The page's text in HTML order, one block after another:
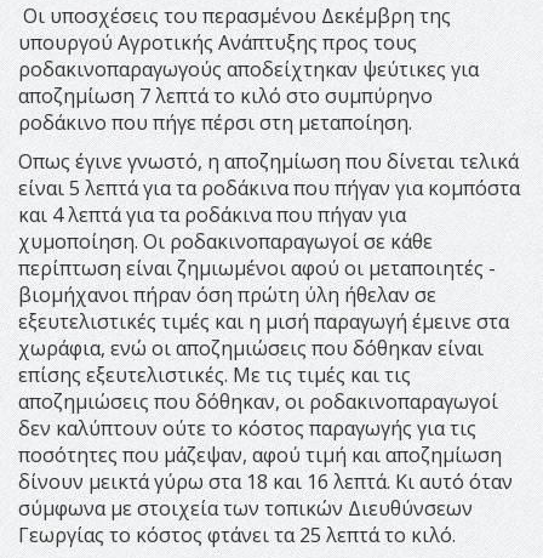
Οι υποσχέσεις του περασμένου Δεκέμβρη της
υπουργού Αγροτικής Ανάπτυξης προς τους
ροδακινοπαραγωγούς αποδείχτηκαν ψεύτικες για
αποζημίωση 7 λεπτά το κιλό στο συμπύρηνο
ροδάκινο που πήγε πέρσι στη μεταποίηση.
Οπως έγινε γνωστό, η αποζημίωση που δίνεται τελικά
είναι 5 λεπτά για τα ροδάκινα που πήγαν για κομπόστα
και 4 λεπτά για τα ροδάκινα που πήγαν για
χυμοποίηση. Οι ροδακινοπαραγωγοί σε κάθε
περίπτωση είναι ζημιωμένοι αφού οι μεταποιητές -
βιομήχανοι πήραν όση πρώτη ύλη ήθελαν σε
εξευτελιστικές τιμές και η μισή παραγωγή έμεινε στα
χωράφια, ενώ οι αποζημιώσεις που δόθηκαν είναι
επίσης εξευτελιστικές. Με τις τιμές και τις
αποζημιώσεις που δόθηκαν, οι ροδακινοπαραγωγοί
δεν καλύπτουν ούτε το κόστος παραγωγής για τις
ποσότητες που μάζεψαν, αφού τιμή και αποζημίωση
δίνουν μεικτά γύρω στα 18 και 16 λεπτά. Κι αυτό όταν
σύμφωνα με στοιχεία των τοπικών Διευθύνσεων
Γεωργίας το κόστος φτάνει τα 25 λεπτά το κιλό.